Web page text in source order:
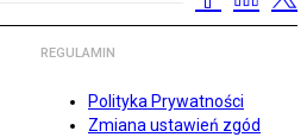
REGULAMIN
Polityka Prywatności
Zmiana ustawień zgód